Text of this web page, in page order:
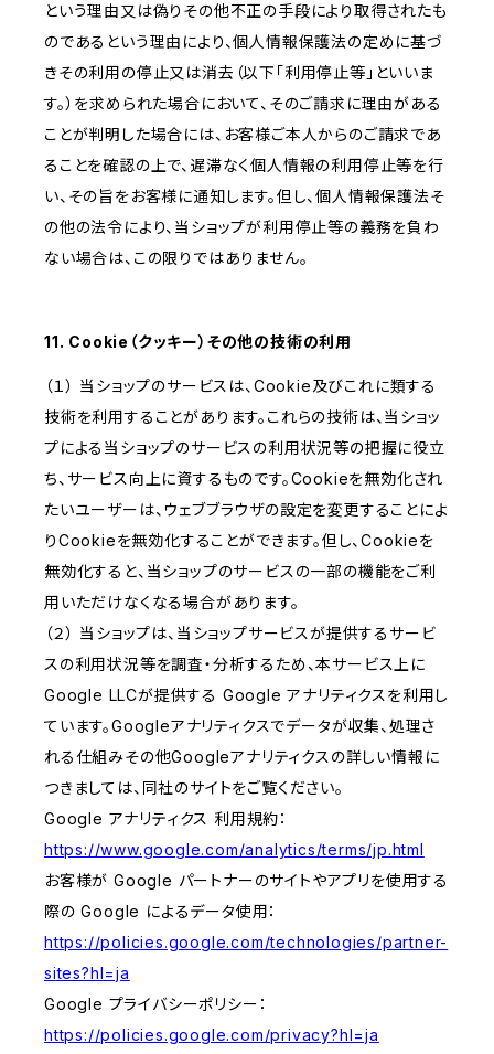
という理由又は偽りその他不正の手段により取得されたも
のであるという理由により、個人情報保護法の定めに基づ
きその利用の停止又は消去（以下「利用停止等」といいま
す。）を求められた場合において、そのご請求に理由がある
ことが判明した場合には、お客様ご本人からのご請求であ
ることを確認の上で、遅滞なく個人情報の利用停止等を行
い、その旨をお客様に通知します。但し、個人情報保護法そ
の他の法令により、当ショップが利用停止等の義務を負わ
ない場合は、この限りではありません。
11. Cookie（クッキー）その他の技術の利用
（１） 当ショップのサービスは、Cookie及びこれに類する
技術を利用することがあります。これらの技術は、当ショッ
プによる当ショップのサービスの利用状況等の把握に役立
ち、サービス向上に資するものです。Cookieを無効化され
たいユーザーは、ウェブブラウザの設定を変更することによ
りCookieを無効化することができます。但し、Cookieを
無効化すると、当ショップのサービスの一部の機能をご利
用いただけなくなる場合があります。
（２） 当ショップは、当ショップサービスが提供するサービ
スの利用状況等を調査・分析するため、本サービス上に
Google LLCが提供する Google アナリティクスを利用し
ています。Googleアナリティクスでデータが収集、処理さ
れる仕組みその他Googleアナリティクスの詳しい情報に
つきましては、同社のサイトをご覧ください。
Google アナリティクス 利用規約：
https://www.google.com/analytics/terms/jp.html
お客様が Google パートナーのサイトやアプリを使用する
際の Google によるデータ使用：
https://policies.google.com/technologies/partner-
sites?hl=ja
Google プライバシーポリシー：
https://policies.google.com/privacy?hl=ja